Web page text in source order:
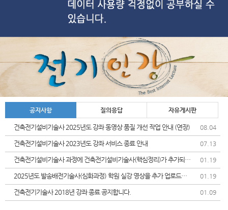
공지사항 질의응답 자유게시판
건축전기설비기술사 2025년도 강좌 동영상 품질 개선 작업 안내 (연장) 08.04
건축전기설비기술사 2023년도 강좌 서비스 종료 안내 07.13
건축전기설비기술사 과정에 건축전기설비기술사(핵심정리)가 추가되었
습니다.
01.19
2025년도 발송배전기술사(심화과정) 학원 실강 영상을 추가 업로드및
가격인상 안내드립니다.
01.19
건축전기기술사 2018년 강좌 종료 공지합니다. 01.09